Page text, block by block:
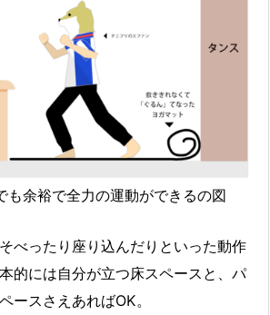
も余裕で全力の運動ができるの図
べったり座り込んだりといった動作
的には自分が立つ床スペースと、パ
ースさえあればOK。